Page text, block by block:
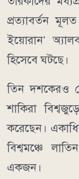
প্রত্যাবর্তন
ইয়োরান’
হিসেবে ঘটছে।
তিন দশকেরও
শাকিরা
করেছেন।
বিশ্বমঞ্চে
একজন।